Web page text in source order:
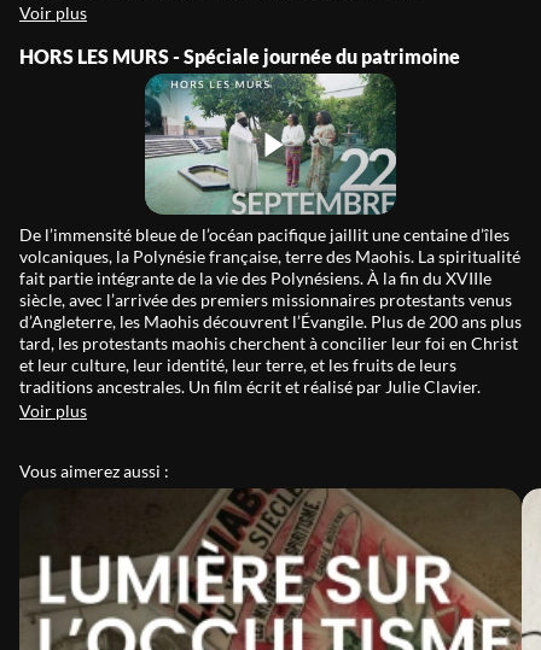
Voir plus
HORS LES MURS - Spéciale journée du patrimoine
De l’immensité bleue de l’océan pacifique jaillit une centaine d’îles
volcaniques, la Polynésie française, terre des Maohis. La spiritualité
fait partie intégrante de la vie des Polynésiens. À la fin du XVIIIe
siècle, avec l’arrivée des premiers missionnaires protestants venus
d’Angleterre, les Maohis découvrent l’Évangile. Plus de 200 ans plus
tard, les protestants maohis cherchent à concilier leur foi en Christ
et leur culture, leur identité, leur terre, et les fruits de leurs
traditions ancestrales. Un film écrit et réalisé par Julie Clavier.
Voir plus
Vous aimerez aussi :